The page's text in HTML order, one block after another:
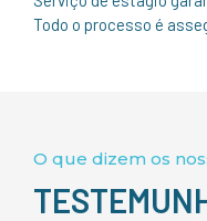
Todo o processo é
O que dizem os